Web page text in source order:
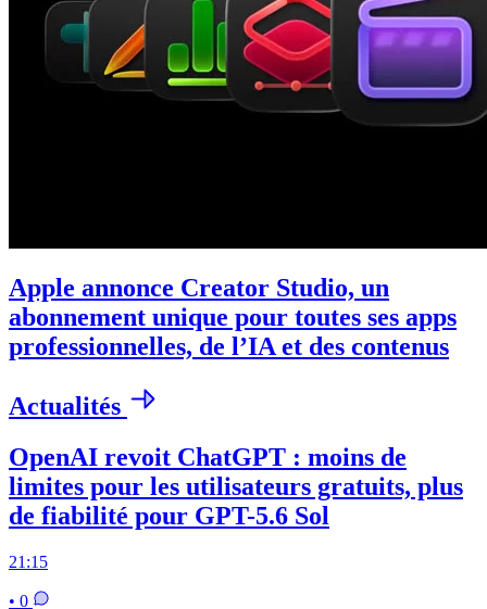
Apple annonce Creator Studio, un
abonnement unique pour toutes ses apps
professionnelles, de l’IA et des contenus
Actualités
OpenAI revoit ChatGPT : moins de
limites pour les utilisateurs gratuits, plus
de fiabilité pour GPT-5.6 Sol
21:15
• 0